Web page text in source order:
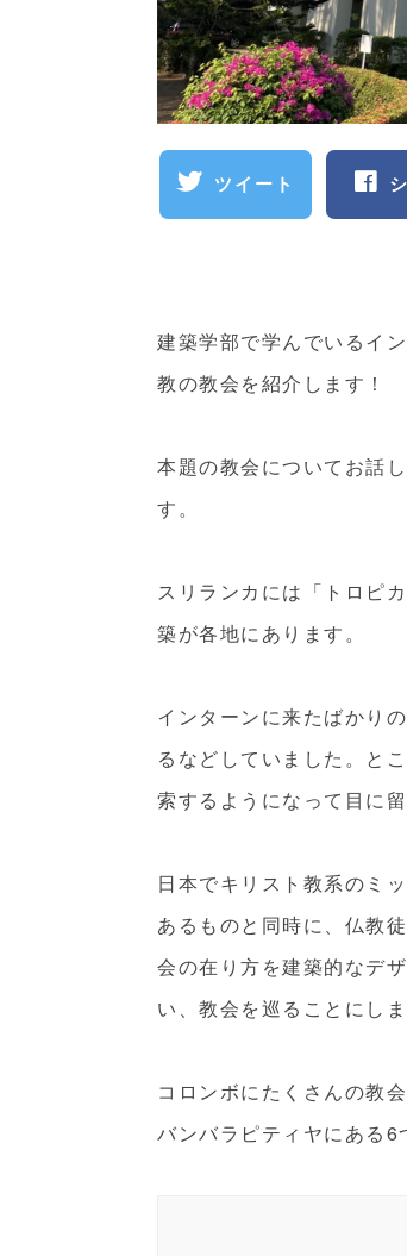
ツイート
建築学部で学んでいるイ
教の教会を紹介します！
本題の教会についてお話
す。
スリランカには「トロピ
築が各地にあります。
インターンに来たばかり
るなどしていました。と
索するようになって目に
日本でキリスト教系のミ
あるものと同時に、仏教
会の在り方を建築的なデ
い、教会を巡ることにしま
コロンボにたくさんの教
バンバラピティヤにある6